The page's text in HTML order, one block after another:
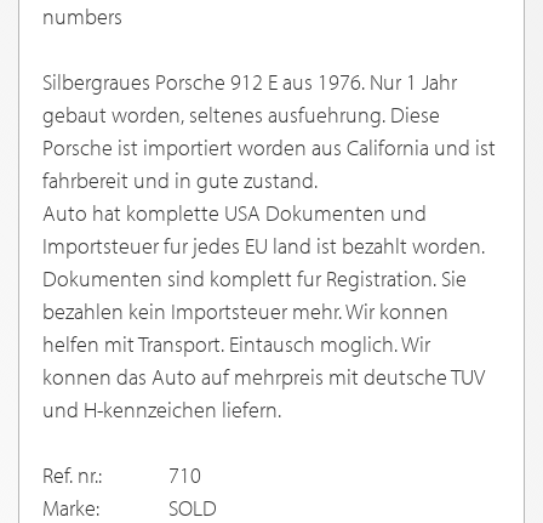
numbers
Silbergraues Porsche 912 E aus 1976. Nur 1 Jahr
gebaut worden, seltenes ausfuehrung. Diese
Porsche ist importiert worden aus California und ist
fahrbereit und in gute zustand.
Auto hat komplette USA Dokumenten und
Importsteuer fur jedes EU land ist bezahlt worden.
Dokumenten sind komplett fur Registration. Sie
bezahlen kein Importsteuer mehr. Wir konnen
helfen mit Transport. Eintausch moglich. Wir
konnen das Auto auf mehrpreis mit deutsche TUV
und H-kennzeichen liefern.
Ref. nr.:
710
Marke:
SOLD